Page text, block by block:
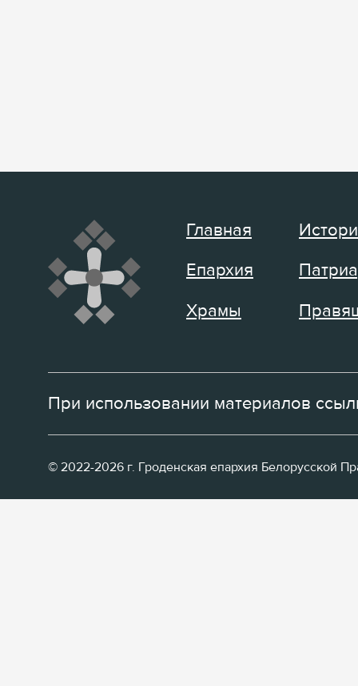
Главная
Епархия
Храмы
При использовании материалов
© 2022-2026 г. Гроденская епархия Белорусской